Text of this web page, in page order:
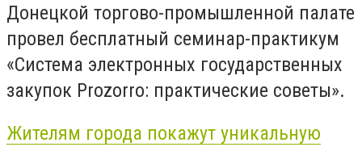
Донецкой торгово-промышленной палате
провел бесплатный семинар-практикум
«Система электронных государственных
закупок Prozorro: практические советы».
Жителям города покажут уникальную